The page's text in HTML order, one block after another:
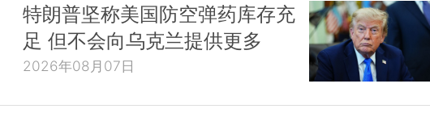
特朗普坚称美国防空弹药库存充
足 但不会向乌克兰提供更多
2026年08月07日